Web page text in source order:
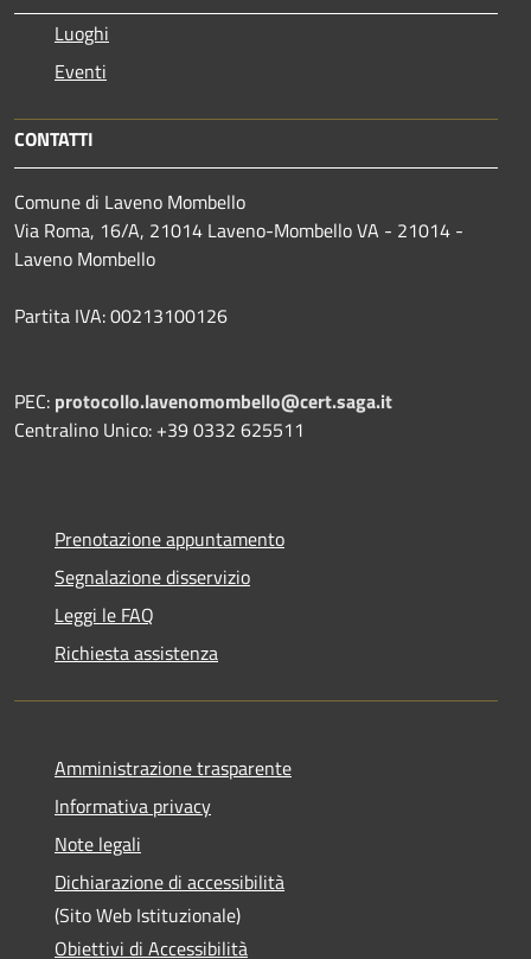
Luoghi
Eventi
CONTATTI
Comune di Laveno Mombello
Via Roma, 16/A, 21014 Laveno-Mombello VA - 21014 -
Laveno Mombello
Partita IVA: 00213100126
PEC: protocollo.lavenomombello@cert.saga.it
Centralino Unico: +39 0332 625511
Prenotazione appuntamento
Segnalazione disservizio
Leggi le FAQ
Richiesta assistenza
Amministrazione trasparente
Informativa privacy
Note legali
Dichiarazione di accessibilità
(Sito Web Istituzionale)
Obiettivi di Accessibilità